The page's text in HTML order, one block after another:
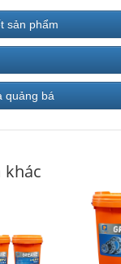
sản phẩm
quảng bá
khác